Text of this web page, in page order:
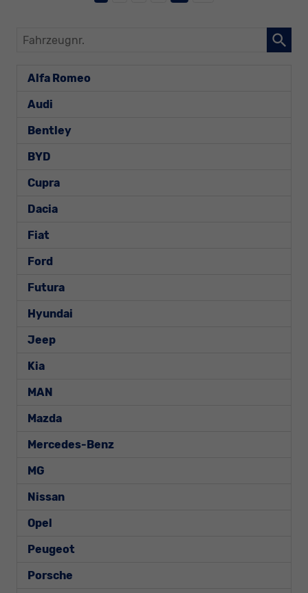
Fahrzeugnr.
Alfa Romeo
Audi
Bentley
BYD
Cupra
Dacia
Fiat
Ford
Futura
Hyundai
Jeep
Kia
MAN
Mazda
Mercedes-Benz
MG
Nissan
Opel
Peugeot
Porsche